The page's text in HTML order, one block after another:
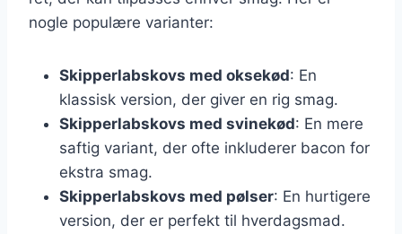
nogle populære varianter:
Skipperlabskovs med oksekød: En
klassisk version, der giver en rig smag.
Skipperlabskovs med svinekød: En mere
saftig variant, der ofte inkluderer bacon for
ekstra smag.
Skipperlabskovs med pølser: En hurtigere
version, der er perfekt til hverdagsmad.